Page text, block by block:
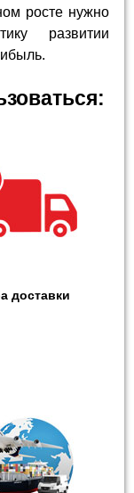
росте нужно
развитии
доставки